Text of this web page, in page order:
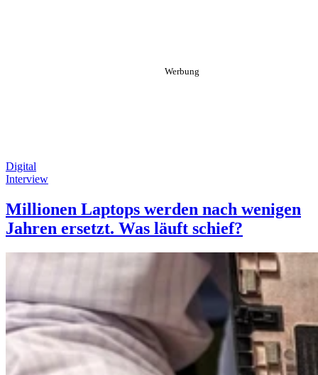
Digital
Interview
Millionen Laptops werden nach wenigen
Jahren ersetzt. Was läuft schief?